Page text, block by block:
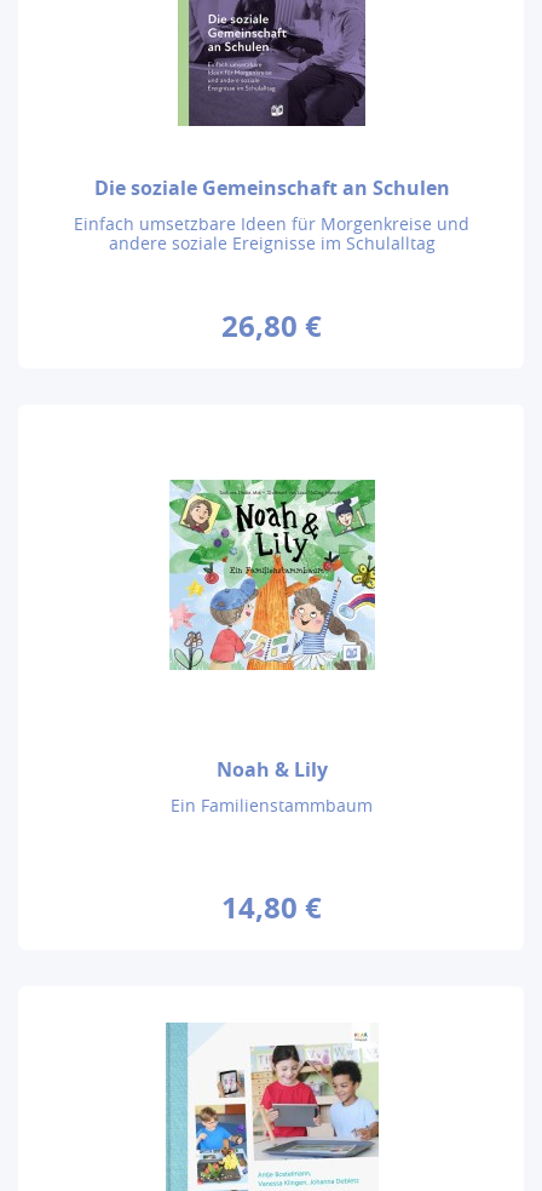
Die soziale Gemeinschaft an Schulen
Einfach umsetzbare Ideen für Morgenkreise und
andere soziale Ereignisse im Schulalltag
26,80 €
Noah & Lily
Ein Familienstammbaum
14,80 €